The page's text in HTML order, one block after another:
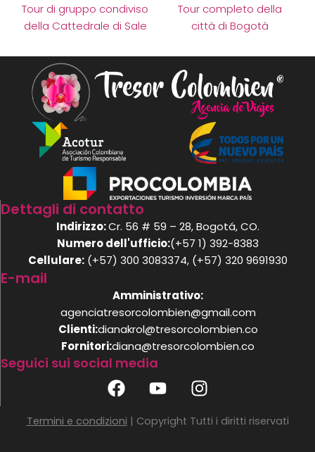
Tour di gruppo condiviso
della Cattedrale di Sale
Tour completo della
città di Bogotà
Dettagli di contatto
Indirizzo:Cr. 56 # 59 – 28, Bogotá, CO.
Numero dell'ufficio:(+57 1) 392-8383
Cellulare: (+57) 300 3083374, (+57) 320 9691930
E-mail
Amministrativo:
agenciatresorcolombien@gmail.com
Clienti:dianakrol@tresorcolombien.co
Fornitori:diana@tresorcolombien.co
Seguici sui social media
F
a
c
e
Y
o
u
t
I
n
s
t
Termini e condizioni | Copyright Tutti i diritti riservati